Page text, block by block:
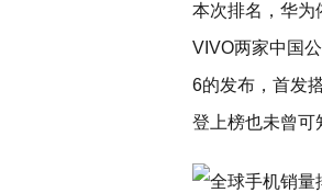
本次排名，华为
VIVO两家中国
6的发布，首发
登上榜也未曾可